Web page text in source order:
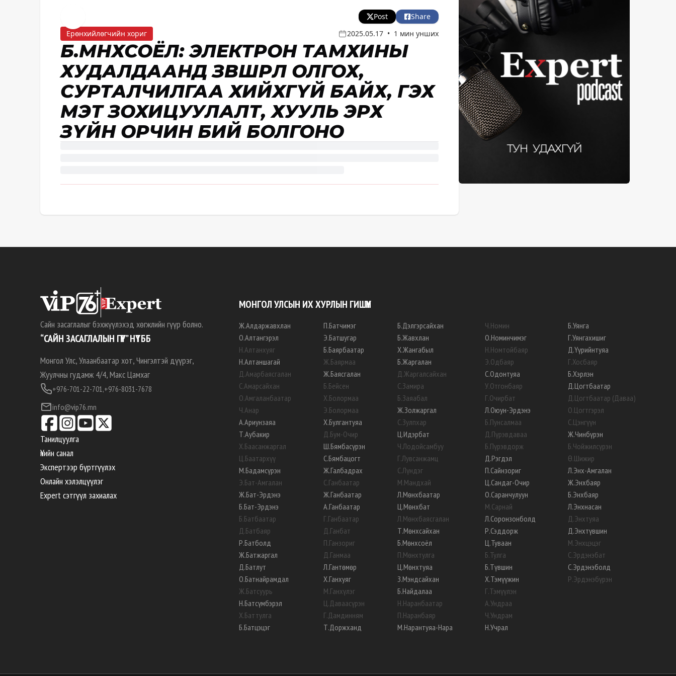
Post
Share
Ерөнхийлөгчийн хориг
2025.05.17 • 1 мин унших
Б.МӨНХСОЁЛ: ЭЛЕКТРОН ТАМХИНЫ
ХУДАЛДААНД ЗӨВШӨӨРӨЛ ОЛГОХ,
СУРТАЛЧИЛГАА ХИЙХГҮЙ БАЙХ, ГЭХ
МЭТ ЗОХИЦУУЛАЛТ, ХУУЛЬ ЭРХ
ЗҮЙН ОРЧИН БИЙ БОЛГОНО
Сайн засаглалыг бэхжүүлэхэд хөгжлийн гүүр болно.
“САЙН ЗАСАГЛАЛЫН ГҮҮР” НҮТББ
Монгол Улс, Улаанбаатар хот, Чингэлтэй дүүрэг,
Жуулчны гудамж 4/4, Макс Цамхаг
+976-701-22-701,+976-8031-7678
info@vip76.mn
Танилцуулга
Үнийн санал
Экспертээр бүртгүүлэх
Онлайн хэлэлцүүлэг
Expert сэтгүүл захиалах
МОНГОЛ УЛСЫН ИХ ХУРЛЫН ГИШҮҮН
Ж.Алдаржавхлан
О.Алтангэрэл
Н.Алтанхуяг
Н.Алтаншагай
Д.Амарбаясгалан
С.Амарсайхан
О.Амгаланбаатар
Ч.Анар
А.Ариунзаяа
Т.Аубакир
Х.Баасанжаргал
Ц.Баатархүү
М.Бадамсүрэн
Э.Бат-Амгалан
Ж.Бат-Эрдэнэ
Б.Бат-Эрдэнэ
Б.Батбаатар
Д.Батбаяр
Р.Батболд
Ж.Батжаргал
Д.Батлут
О.Батнайрамдал
Ж.Батсуурь
Н.Батсүмбэрэл
Х.Баттулга
Б.Батцэцэг
П.Батчимэг
Э.Батшугар
Б.Баярбаатар
Ж.Баярмаа
Ж.Баясгалан
Б.Бейсен
Х.Болормаа
Э.Болормаа
Х.Булгантуяа
Д.Бум-Очир
Ш.Бямбасүрэн
С.Бямбацогт
Ж.Галбадрах
С.Ганбаатар
Ж.Ганбаатар
А.Ганбаатар
Г.Ганбаатар
Д.Ганбат
П.Ганзориг
Д.Ганмаа
Л.Гантөмөр
Х.Ганхуяг
М.Ганхүлэг
Ц.Даваасүрэн
Г.Дамдинням
Т.Доржханд
Б.Дэлгэрсайхан
Б.Жавхлан
Х.Жангабыл
Б.Жаргалан
Д.Жаргалсайхан
С.Замира
Б.Заяабал
Ж.Золжаргал
С.Зулпхар
Ц.Идэрбат
Ч.Лодойсамбуу
Г.Лувсанжамц
С.Лүндэг
М.Мандхай
Л.Мөнхбаатар
Ц.Мөнхбат
Л.Мөнхбаясгалан
Т.Мөнхсайхан
Б.Мөнхсоёл
П.Мөнхтулга
Ц.Мөнхтуяа
З.Мэндсайхан
Б.Найдалаа
Н.Наранбаатар
П.Наранбаяр
М.Нарантуяа-Нара
Ч.Номин
О.Номинчимэг
Н.Номтойбаяр
Э.Одбаяр
С.Одонтуяа
У.Отгонбаяр
Г.Очирбат
Л.Оюун-Эрдэнэ
Б.Пунсалмаа
Д.Пүрэвдаваа
Б.Пүрэвдорж
Д.Рэгдэл
П.Сайнзориг
Ц.Сандаг-Очир
О.Саранчулуун
М.Сарнай
Л.Соронзонболд
Р.Сэддорж
Ц.Туваан
Б.Тулга
Б.Түвшин
Х.Тэмүүжин
Г.Тэмүүлэн
А.Ундраа
Ч.Ундрам
Н.Учрал
Б.Уянга
Г.Уянгахишиг
Д.Үүрийнтуяа
Г.Хосбаяр
Б.Хэрлэн
Д.Цогтбаатар
Д.Цогтбаатар (Даваа)
О.Цогтгэрэл
С.Цэнгүүн
Ж.Чинбүрэн
Б.Чойжилсүрэн
Ө.Шижир
Л.Энх-Амгалан
Ж.Энхбаяр
Б.Энхбаяр
Л.Энхнасан
Д.Энхтуяа
Д.Энхтүвшин
М.Энхцэцэг
С.Эрдэнэбат
С.Эрдэнэболд
Р.Эрдэнэбүрэн